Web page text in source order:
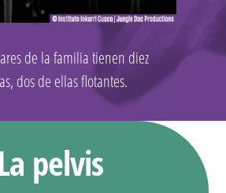
de la familia tienen diez
dos de ellas flotantes.
pelvis